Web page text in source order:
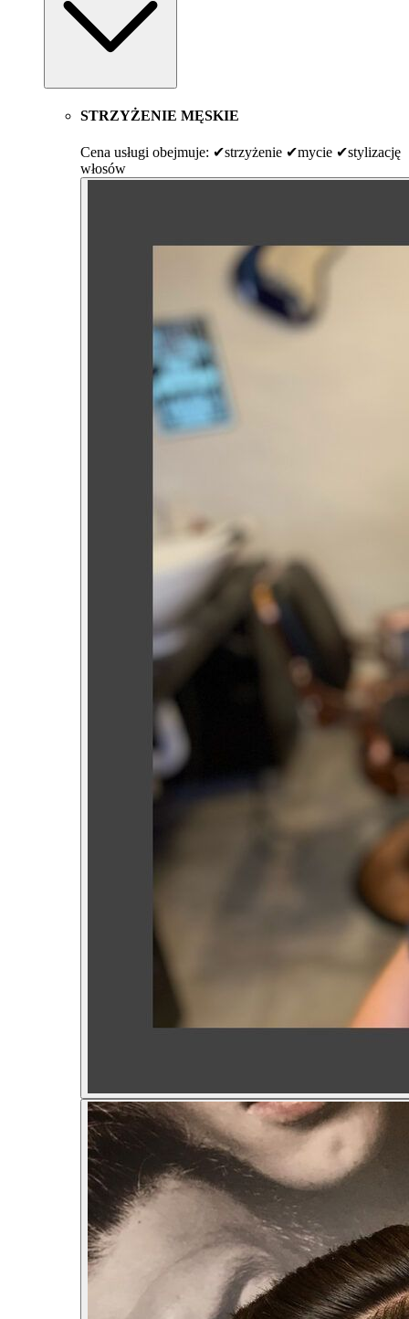
STRZYŻENIE MĘSKIE
Cena usługi obejmuje: ✔strzyżenie ✔mycie ✔stylizację
włosów